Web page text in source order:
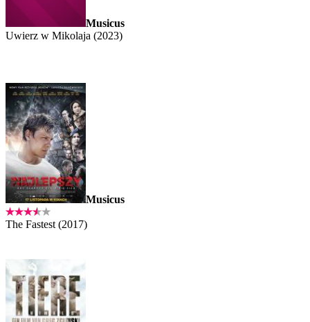
Musicus
Uwierz w Mikolaja (2023)
Musicus
The Fastest (2017)